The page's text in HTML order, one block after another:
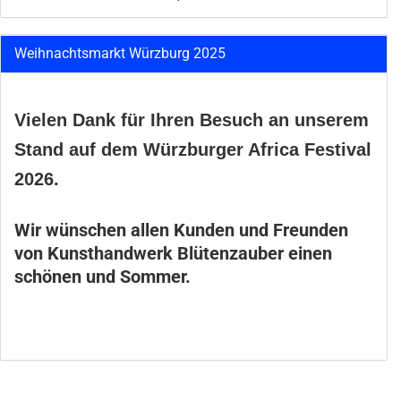
Weihnachtsmarkt Würzburg 2025
Vielen Dank für Ihren Besuch an unserem
Stand auf dem Würzburger Africa Festival
2026.
Wir wünschen allen Kunden und Freunden
von Kunsthandwerk Blütenzauber einen
schönen und Sommer.